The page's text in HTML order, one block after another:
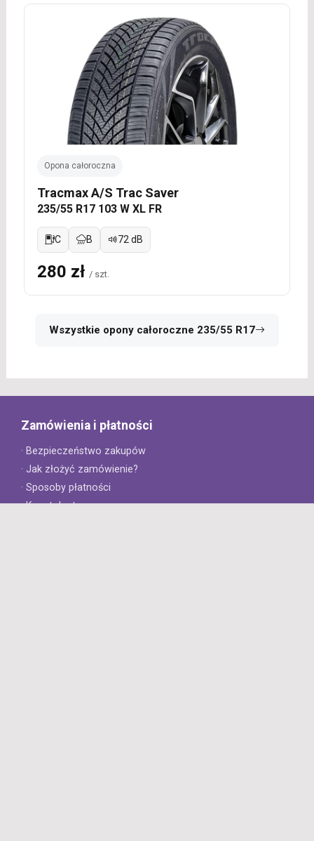
Opona całoroczna
Tracmax A/S Trac Saver
235/55 R17 103 W XL FR
C B 72 dB
280 zł / szt.
Wszystkie opony całoroczne 235/55 R17
Zamówienia i płatności
· Bezpieczeństwo zakupów
· Jak złożyć zamówienie?
· Sposoby płatności
· Koszt dostawy